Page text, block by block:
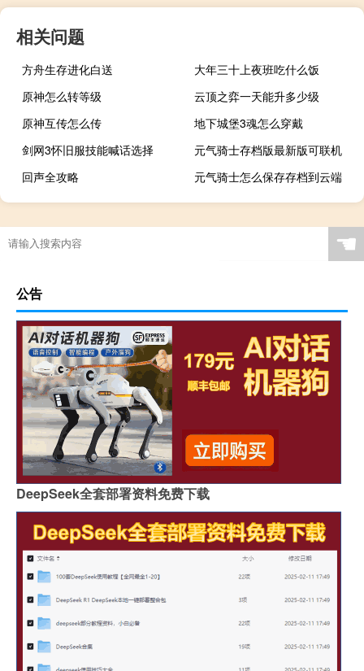
相关问题
方舟生存进化白送
大年三十上夜班吃什么饭
原神怎么转等级
云顶之弈一天能升多少级
原神互传怎么传
地下城堡3魂怎么穿戴
剑网3怀旧服技能喊话选择
元气骑士存档版最新版可联机
回声全攻略
元气骑士怎么保存存档到云端
☚
公告
DeepSeek全套部署资料免费下载